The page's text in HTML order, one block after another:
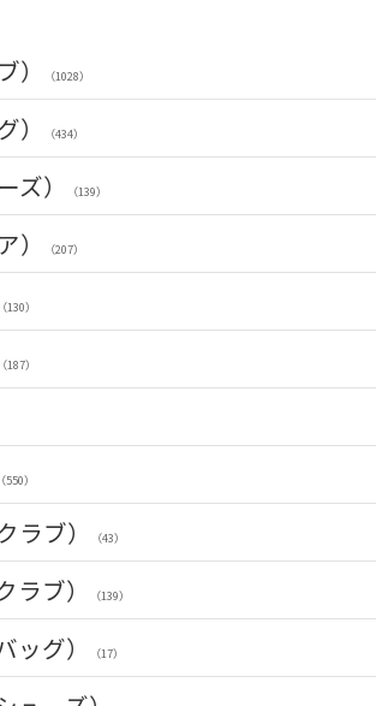
（1028）
用)
用)
ッド(右用)
ー(右用)
(右用)（91）
)（134）
)（13）
（434）
グ（212）
グ
（85）
ズ） （139）
（207）
（130）
（187）
（3）
ーク（4）
ト（6）
器
（550）
（213）
ス
ス
ラブ） （43）
(左用)（1）
用)
ッド(左用)
ラブ） （139）
女性用)
性用)
ッグ） （17）
グ（12）